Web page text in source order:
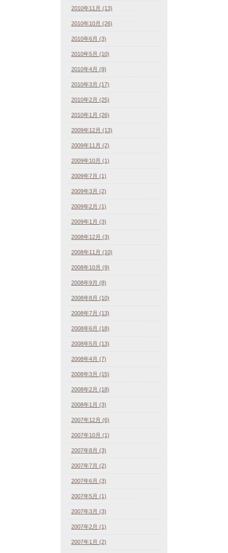
2010年11月 (13)
2010年10月 (26)
2010年6月 (3)
2010年5月 (10)
2010年4月 (9)
2010年3月 (17)
2010年2月 (25)
2010年1月 (26)
2009年12月 (13)
2009年11月 (2)
2009年10月 (1)
2009年7月 (1)
2009年3月 (2)
2009年2月 (1)
2009年1月 (3)
2008年12月 (3)
2008年11月 (10)
2008年10月 (9)
2008年9月 (8)
2008年8月 (10)
2008年7月 (13)
2008年6月 (18)
2008年5月 (13)
2008年4月 (7)
2008年3月 (15)
2008年2月 (18)
2008年1月 (3)
2007年12月 (6)
2007年10月 (1)
2007年8月 (3)
2007年7月 (2)
2007年6月 (3)
2007年5月 (1)
2007年3月 (3)
2007年2月 (1)
2007年1月 (2)